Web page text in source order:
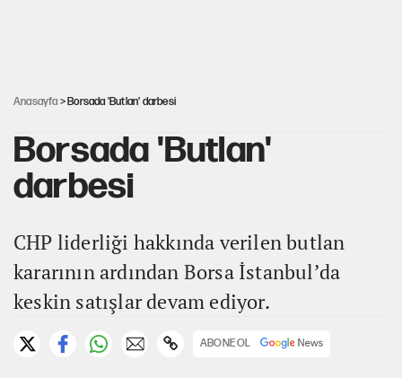
Anasayfa > Borsada 'Butlan' darbesi
Borsada 'Butlan'
darbesi
CHP liderliği hakkında verilen butlan
kararının ardından Borsa İstanbul’da
keskin satışlar devam ediyor.
ABONE OL